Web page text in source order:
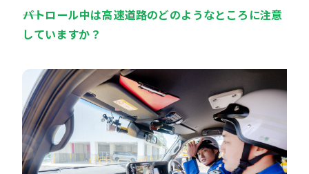
――パトロール中は高速道路のどのようなところに注意
していますか？